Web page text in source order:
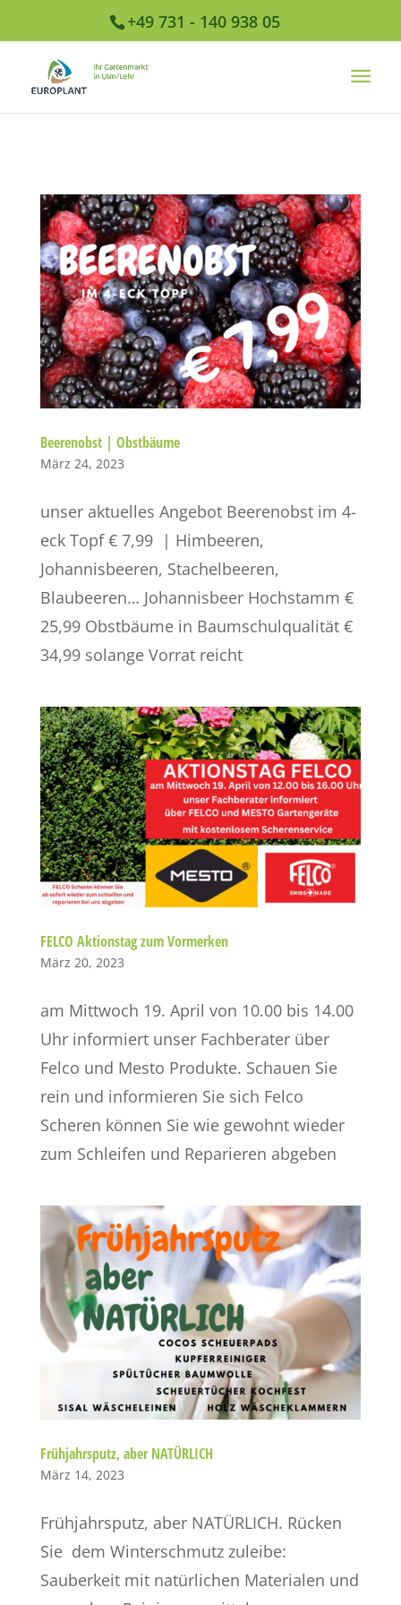
+49 731 - 140 938 05
Beerenobst | Obstbäume
März 24, 2023
unser aktuelles Angebot Beerenobst im 4-
eck Topf € 7,99 | Himbeeren,
Johannisbeeren, Stachelbeeren,
Blaubeeren… Johannisbeer Hochstamm €
25,99 Obstbäume in Baumschulqualität €
34,99 solange Vorrat reicht
FELCO Aktionstag zum Vormerken
März 20, 2023
am Mittwoch 19. April von 10.00 bis 14.00
Uhr informiert unser Fachberater über
Felco und Mesto Produkte. Schauen Sie
rein und informieren Sie sich Felco
Scheren können Sie wie gewohnt wieder
zum Schleifen und Reparieren abgeben
Frühjahrsputz, aber NATÜRLICH
März 14, 2023
Frühjahrsputz, aber NATÜRLICH. Rücken
Sie dem Winterschmutz zuleibe:
Sauberkeit mit natürlichen Materialen und